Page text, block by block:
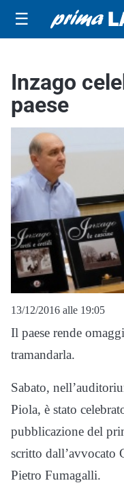
☰
Inzago
paese
13/12/2016 alle 19:05
Il paese rende
tramandarla.
Sabato,
Piola, è stato
pubblicazione del
scritto dall’avvocato
Pietro Fumagalli.